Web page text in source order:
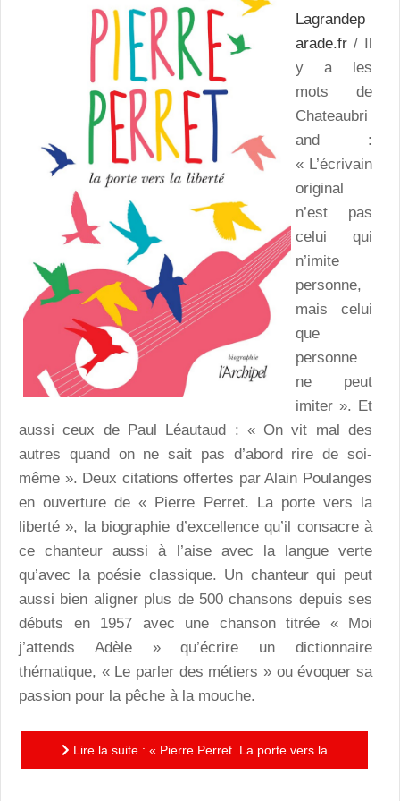
Lagrandep
arade.fr / Il
y a les
mots de
Chateaubri
and :
« L’écrivain
original
n’est pas
celui qui
n’imite
personne,
mais celui
que
personne
ne peut
imiter ». Et
aussi ceux de Paul Léautaud : « On vit mal des
autres quand on ne sait pas d’abord rire de soi-
même ». Deux citations offertes par Alain Poulanges
en ouverture de « Pierre Perret. La porte vers la
liberté », la biographie d’excellence qu’il consacre à
ce chanteur aussi à l’aise avec la langue verte
qu’avec la poésie classique. Un chanteur qui peut
aussi bien aligner plus de 500 chansons depuis ses
débuts en 1957 avec une chanson titrée « Moi
j’attends Adèle » qu’écrire un dictionnaire
thématique, « Le parler des métiers » ou évoquer sa
passion pour la pêche à la mouche.
Lire la suite : « Pierre Perret. La porte vers la